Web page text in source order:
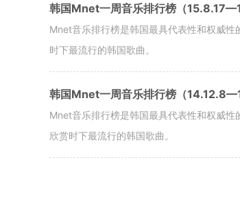
韩国Mnet一周音乐排行榜（
Mnet音乐排行榜是韩国最具代表性和权威
时下最流行的韩国歌曲。
韩国Mnet一周音乐排行榜（
Mnet音乐排行榜是韩国最具代表性和权威
欣赏时下最流行的韩国歌曲。